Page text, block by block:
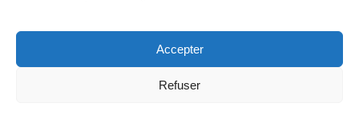
Accepter
Refuser
Lu-Sa : 10h30/13h30 – 14h30/19h30
Dim (Oct à Mai) : 12h/17h30